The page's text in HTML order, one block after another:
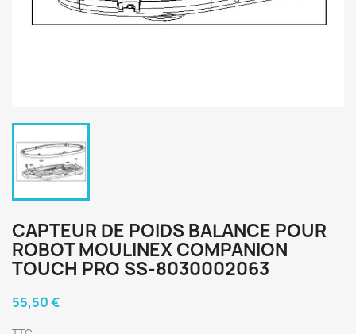
CAPTEUR DE POIDS BALANCE POUR
ROBOT MOULINEX COMPANION
TOUCH PRO SS-8030002063
55,50 €